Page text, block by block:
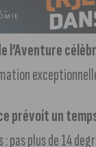
l’Aventure
prévoit un
pas plus de 14